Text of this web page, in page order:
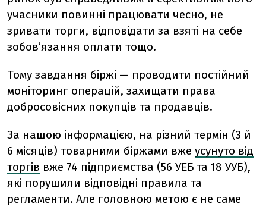
учасники повинні працювати чесно, не
зривати торги, відповідати за взяті на себе
зобов’язання оплати тощо.
Тому завдання біржі — проводити постійний
моніторинг операцій, захищати права
добросовісних покупців та продавців.
За нашою інформацією, на різний термін (3 й
6 місяців) товарними біржами вже усунуто від
торгів вже 74 підприємства (56 УЕБ та 18 УУБ),
які порушили відповідні правила та
регламенти. Але головною метою є не саме